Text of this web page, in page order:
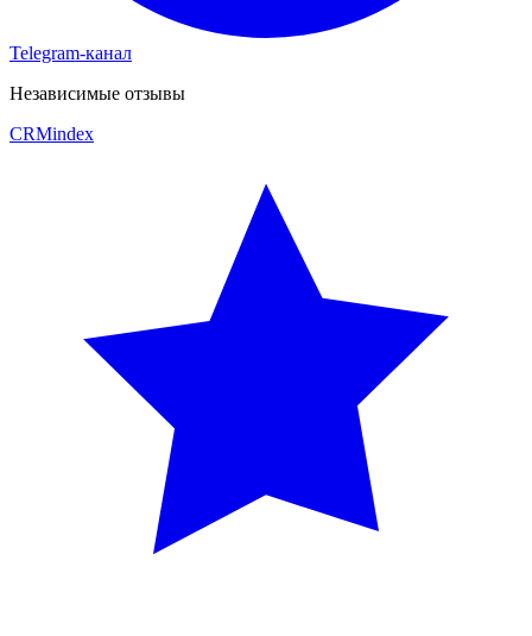
Telegram-канал
Независимые отзывы
CRMindex